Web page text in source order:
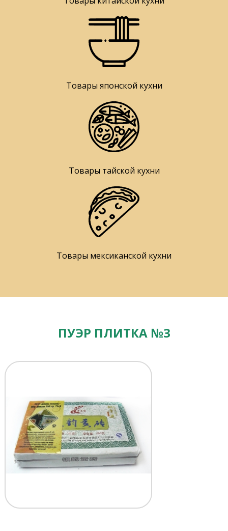
Товары японской кухни
Товары тайской кухни
Товары мексиканской кухни
ПУЭР ПЛИТКА №3